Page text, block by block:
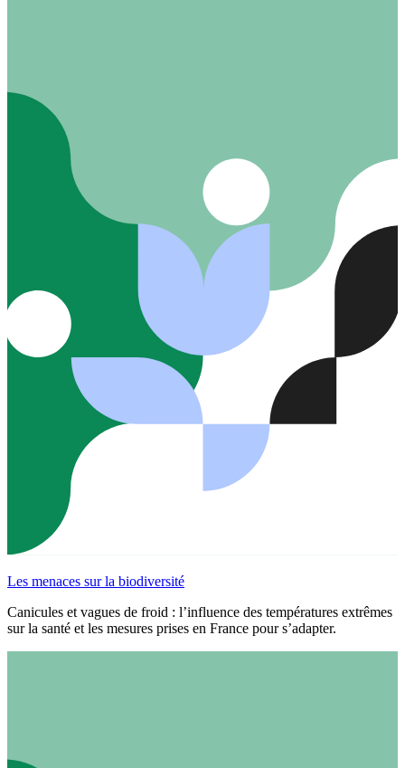
Les menaces sur la biodiversité
Canicules et vagues de froid : l’influence des températures extrêmes
sur la santé et les mesures prises en France pour s’adapter.